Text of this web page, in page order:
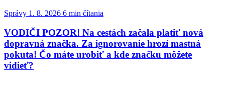
Správy 1. 8. 2026 6 min čítania
VODIČI POZOR! Na cestách začala platiť nová
dopravná značka. Za ignorovanie hrozí mastná
pokuta! Čo máte urobiť a kde značku môžete
vidieť?